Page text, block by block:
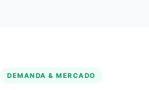
DEMANDA & MERCADO